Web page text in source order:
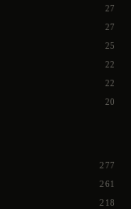
27
27
25
22
22
20
277
261
218